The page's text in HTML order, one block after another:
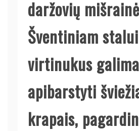
daržovių
Šventiniam stalui
virtinukus galima
apibarstyti
krapais,